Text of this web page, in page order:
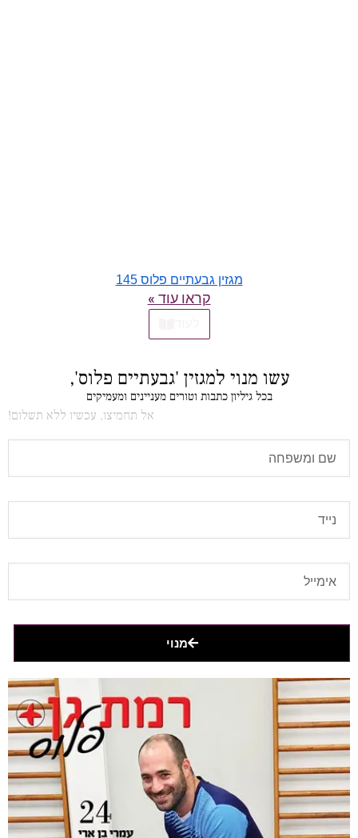
מגזין גבעתיים פלוס 145
קראו עוד »
עשו מנוי למגזין 'גבעתיים פלוס',
בכל גיליון כתבות וטורים מעניינים ומעמיקים
אל תחמיצו, עכשיו ללא תשלום!
מנוי